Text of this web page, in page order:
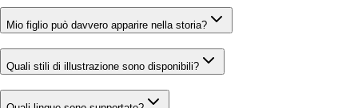
Mio figlio può davvero apparire nella storia?
Quali stili di illustrazione sono disponibili?